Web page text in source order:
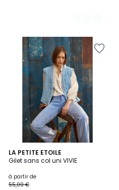
LA PETITE ETOILE
Gilet sans col uni VIVIE
à partir de
55,00 €
3
Couleurs